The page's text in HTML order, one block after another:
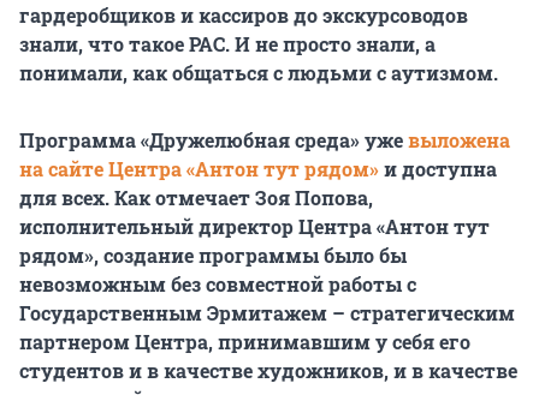
гардеробщиков и кассиров до экскурсоводов
знали, что такое РАС. И не просто знали, а
понимали, как общаться с людьми с аутизмом.
Программа «Дружелюбная среда» ужевыложена
на сайте Центра «Антон тут рядом»и доступна
для всех. Как отмечает Зоя Попова,
исполнительный директор Центра «Антон тут
рядом», создание программы было бы
невозможным без совместной работы с
Государственным Эрмитажем – стратегическим
партнером Центра, принимавшим у себя его
студентов и в качестве художников, и в качестве